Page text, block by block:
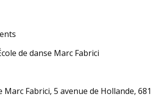
de danse Marc Fabrici
Marc Fabrici, 5 avenue de Hollande,